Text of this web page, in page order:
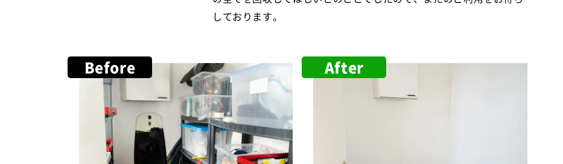
しております。
Before After